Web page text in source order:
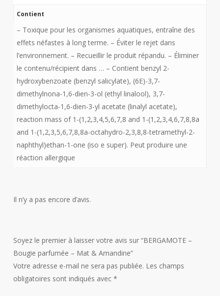
Contient
– Toxique pour les organismes aquatiques, entraîne des
effets néfastes à long terme. – Éviter le rejet dans
l’environnement. – Recueillir le produit répandu. – Éliminer
le contenu/récipient dans … – Contient benzyl 2-
hydroxybenzoate (benzyl salicylate), (6E)-3,7-
dimethylnona-1,6-dien-3-ol (ethyl linalool), 3,7-
dimethylocta-1,6-dien-3-yl acetate (linalyl acetate),
reaction mass of 1-(1,2,3,4,5,6,7,8 and 1-(1,2,3,4,6,7,8,8a
and 1-(1,2,3,5,6,7,8,8a-octahydro-2,3,8,8-tetramethyl-2-
naphthyl)ethan-1-one (iso e super). Peut produire une
réaction allergique
Il n’y a pas encore d’avis.
Soyez le premier à laisser votre avis sur “BERGAMOTE –
Bougie parfumée – Mat & Amandine”
Votre adresse e-mail ne sera pas publiée. Les champs
obligatoires sont indiqués avec *